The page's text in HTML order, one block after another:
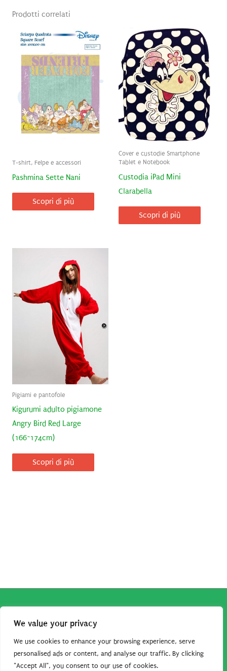
We value your privacy
We use cookies to enhance your browsing experience, serve
personalised ads or content, and analyse our traffic. By clicking
"Accept All", you consent to our use of cookies.
Prodotti correlati
T-shirt, Felpe e accessori
Pashmina Sette Nani
Scopri di più
Cover e custodie Smartphone
Tablet e Notebook
Custodia iPad Mini
Clarabella
Scopri di più
Pigiami e pantofole
Kigurumi adulto pigiamone
Angry Bird Red Large
(166~174cm)
Scopri di più
associato Amazon percepisce dei ricavi da acquisti idonei.
Tutti i guadagni sono direttamente reinvestiti in questo sito
per continuare a condividere tutorial e risorse per gli amanti
dei cartoon. Grazie per il vostro sostegno!